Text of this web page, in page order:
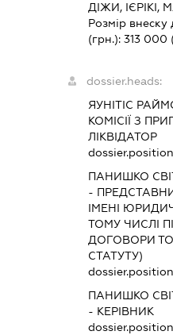
ДІЖИ,
Розмір
(грн.): 313 000
dossier.heads:
ЯУНІТІС
КОМІСІЇ З
ЛІКВІДАТОР
ПАНИШКО
-
ІМЕНІ
ТОМУ ЧИСЛІ
ДОГОВОРИ
СТАТУТУ)
ПАНИШКО
- КЕРІВНИК